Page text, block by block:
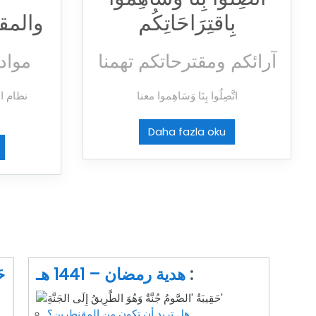
نظام
بِاقتِرَاحَاتِكُم
آرائكم ومقترحاتكم تهمنا
اتَّصِلُوا بِنَا وَسَاهِموا معنا
Daha fazla oku
هدية رمضان – 1441 هـ :